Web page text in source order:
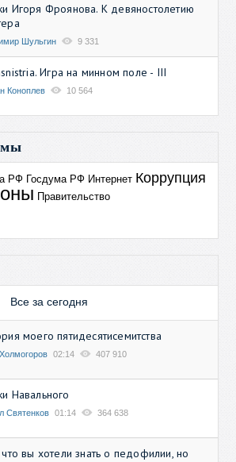
Игоря Фроянова. К девяностолетию
Шульгин 9 331
Игра на минном поле - III
Коноплев 10 564
РФ Госдума РФ Интернет Коррупция
Правительство
Все за сегодня
моего пятидесятисемитства
02:14 407 910
Навального
Святенков 01:14 364 638
вы хотели знать о педофилии, но